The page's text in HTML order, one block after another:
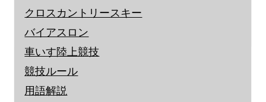
クロスカントリースキー
バイアスロン
車いす陸上競技
競技ルール
用語解説